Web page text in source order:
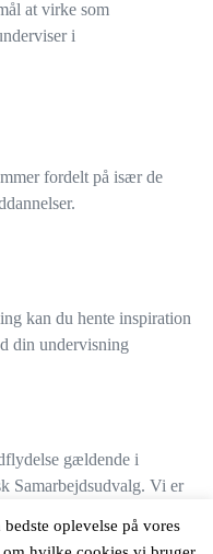
at virke som
i
fordelt på især de
kan du hente inspiration
din undervisning
gældende i
Samarbejdsudvalg. Vi er
oplevelse på vores